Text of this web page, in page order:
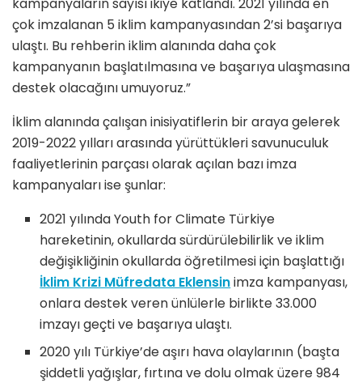
çok imzalanan 5 iklim kampanyasından 2’si başarıya
ulaştı. Bu rehberin iklim alanında daha çok
kampanyanın başlatılmasına ve başarıya ulaşmasına
destek olacağını umuyoruz.”
İklim alanında çalışan inisiyatiflerin bir araya gelerek
2019-2022 yılları arasında yürüttükleri savunuculuk
faaliyetlerinin parçası olarak açılan bazı imza
kampanyaları ise şunlar:
2021 yılında Youth for Climate Türkiye
hareketinin, okullarda sürdürülebilirlik ve iklim
değişikliğinin okullarda öğretilmesi için başlattığı
İklim Krizi Müfredata Eklensinimza kampanyası,
onlara destek veren ünlülerle birlikte 33.000
imzayı geçti ve başarıya ulaştı.
2020 yılı Türkiye’de aşırı hava olaylarının (başta
şiddetli yağışlar, fırtına ve dolu olmak üzere 984